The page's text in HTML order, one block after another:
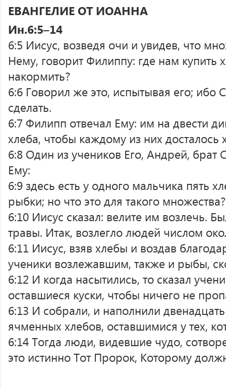
ЕВАНГЕЛИЕ ОТ ИОАННА
Ин.6:5–14
6:5 Иисус, возведя очи и увидев, что
Нему, говорит Филиппу: где нам купить
накормить?
6:6 Говорил же это, испытывая его; ибо
сделать.
6:7 Филипп отвечал Ему: им на двести
хлеба, чтобы каждому из них досталось
6:8 Один из учеников Его, Андрей, брат
Ему:
6:9 здесь есть у одного мальчика пять
рыбки; но что это для такого множества?
6:10 Иисус сказал: велите им возлечь.
травы. Итак, возлегло людей числом
6:11 Иисус, взяв хлебы и воздав
ученики возлежавшим, также и рыбы,
6:12 И когда насытились, то сказал
оставшиеся куски, чтобы ничего не
6:13 И собрали, и наполнили
ячменных хлебов, оставшимися у тех,
6:14 Тогда люди, видевшие чудо,
это истинно Тот Пророк, Которому